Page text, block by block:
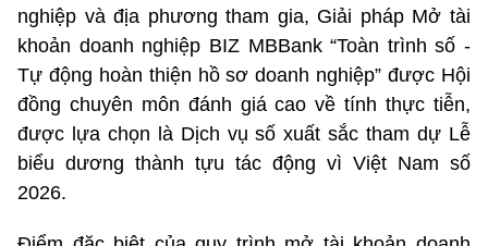
nghiệp và địa phương tham gia, Giải pháp Mở tài
khoản doanh nghiệp BIZ MBBank “Toàn trình số -
Tự động hoàn thiện hồ sơ doanh nghiệp” được Hội
đồng chuyên môn đánh giá cao về tính thực tiễn,
được lựa chọn là Dịch vụ số xuất sắc tham dự Lễ
biểu dương thành tựu tác động vì Việt Nam số
2026.